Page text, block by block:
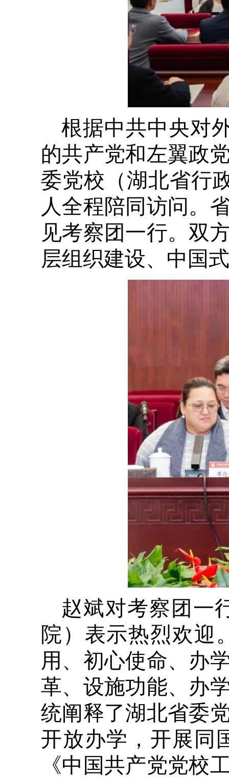
根据中共中央对
的共产党和左翼政
委党校（湖北省行
人全程陪同访问。
见考察团一行。双
层组织建设、中国
赵斌对考察团一
院）表示热烈欢迎
用、初心使命、办
革、设施功能、办
统阐释了湖北省委
开放办学，开展同
《中国共产党党校